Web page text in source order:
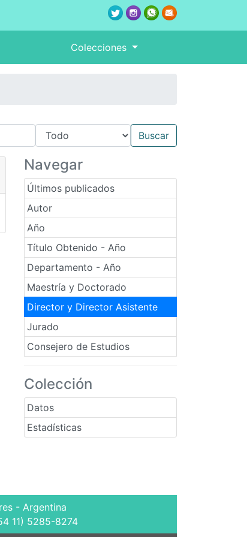
Colecciones
Navegar
Últimos publicados
Autor
Año
Título Obtenido - Año
Departamento - Año
Maestría y Doctorado
Director y Director Asistente
Jurado
Consejero de Estudios
Colección
Datos
Estadísticas
- Argentina
11) 5285-8274